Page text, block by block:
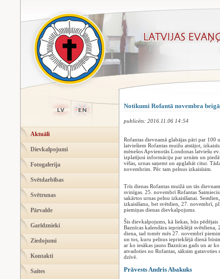
Aktuāli
Dievkalpojumi
Fotogalerija
Svētdarbības
Svētrunas
Pārvalde
Garīdznieki
Ziedojumi
Kontakti
Saites
Notikumi Rofantā novembra
publicēts: 2016.11.06 14:54
Rofantas dievnamā glabājas pāri par 100
latviešiem Rofantas muižu atstājot,
mēnešos Apvienotās Londonas latviešu
izplatījusi informāciju par urnām un
vēlas, urnas saņemt un apglabāt citur.
novembrim. Pēc tam pelnus izkaisīsim.
Trīs dienas Rofantas muižā un tās
svinīgas. 25. novembrī Rofantas
sakārtos urnas pelnu izkaisīšanai.
izkaisīšanu, bet svētdien, 27. novembrī,
piemiņas dienas dievkalpojums.
Šis dievkalpojums, kā liekas, būs
Baznīcas kalendāra iepriekšējā
diena, tad tomēr mēs 27. novembrī
un tos, kuru pelnus iepriekšējā dienā
ar ko iesākas jauns Baznīcas gads un ar
atvadoties no Rofantas, sāksim
dzīvē.
Prāvests Andris Abakuks